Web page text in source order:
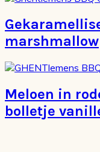
marshmallow
Meloen in
bolletje